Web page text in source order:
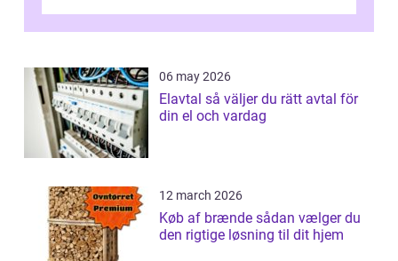
06 may 2026
Elavtal så väljer du rätt avtal för
din el och vardag
12 march 2026
Køb af brænde sådan vælger du
den rigtige løsning til dit hjem